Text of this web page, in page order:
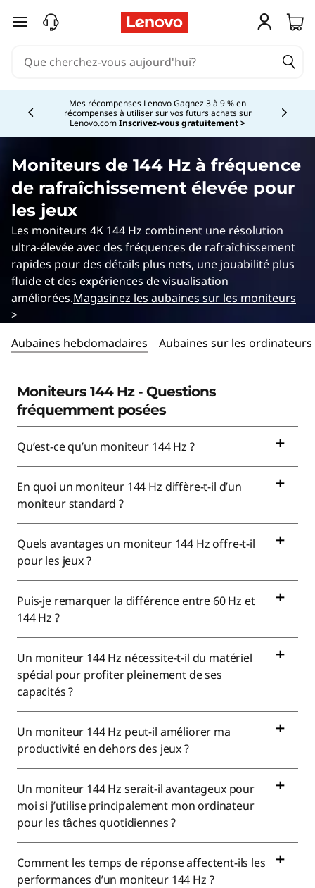
B
M
o
n
o
r
m
passer au contenu principal
Mes récompenses Lenovo Gagnez 3 à 9 % en
récompenses à utiliser sur vos futurs achats sur
Lenovo.comInscrivez-vous gratuitement >
Currently displaying item 2 of 5
Moniteurs de 144 Hz à fréquence
de rafraîchissement élevée pour
les jeux
Les moniteurs 4K 144 Hz combinent une résolution
ultra-élevée avec des fréquences de rafraîchissement
rapides pour des détails plus nets, une jouabilité plus
fluide et des expériences de visualisation
améliorées.Magasinez les aubaines sur les moniteurs
>
Aubaines hebdomadaires
Aubaines sur les
Moniteurs 144 Hz - Questions
fréquemment posées
Qu’est-ce qu’un moniteur 144 Hz ?
En quoi un moniteur 144 Hz diffère-t-il d’un
moniteur standard ?
Quels avantages un moniteur 144 Hz offre-t-il
pour les jeux ?
Puis-je remarquer la différence entre 60 Hz et
144 Hz ?
Un moniteur 144 Hz nécessite-t-il du matériel
spécial pour profiter pleinement de ses
capacités ?
Un moniteur 144 Hz peut-il améliorer ma
productivité en dehors des jeux ?
Un moniteur 144 Hz serait-il avantageux pour
moi si j’utilise principalement mon ordinateur
pour les tâches quotidiennes ?
Comment les temps de réponse affectent-ils les
performances d’un moniteur 144 Hz ?